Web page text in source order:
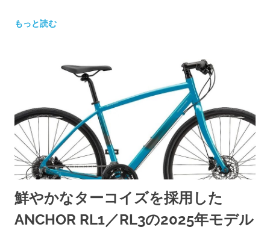
もっと読む
鮮やかなターコイズを採用した
ANCHOR RL1／RL3の2025年モデル